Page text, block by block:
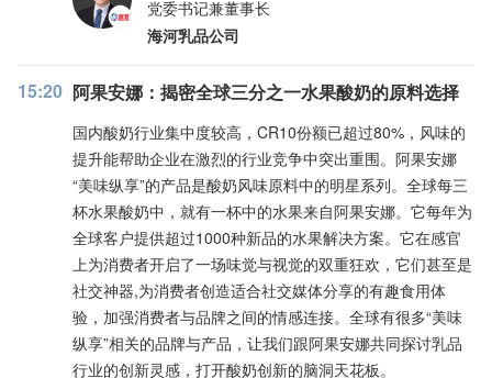
党委书记兼董事长
海河乳品公司
15:20 阿果安娜：揭密全球三分之一水果酸奶的原料选择
国内酸奶行业集中度较高，CR10份额已超过80%，风味的
提升能帮助企业在激烈的行业竞争中突出重围。阿果安娜
“美味纵享”的产品是酸奶风味原料中的明星系列。全球每三
杯水果酸奶中，就有一杯中的水果来自阿果安娜。它每年为
全球客户提供超过1000种新品的水果解决方案。它在感官
上为消费者开启了一场味觉与视觉的双重狂欢，它们甚至是
社交神器,为消费者创造适合社交媒体分享的有趣食用体
验，加强消费者与品牌之间的情感连接。全球有很多“美味
纵享”相关的品牌与产品，让我们跟阿果安娜共同探讨乳品
行业的创新灵感，打开酸奶创新的脑洞天花板。